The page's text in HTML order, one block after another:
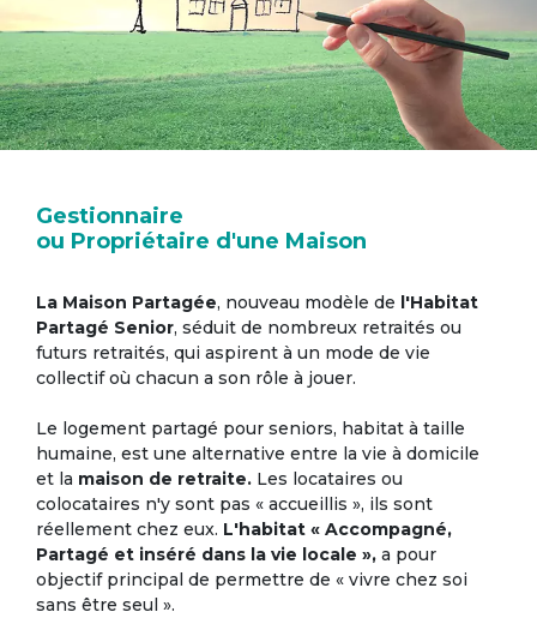
Gestionnaire
ou Propriétaire d'une Maison
La Maison Partagée, nouveau modèle de l'Habitat
Partagé Senior, séduit de nombreux retraités ou
futurs retraités, qui aspirent à un mode de vie
collectif où chacun a son rôle à jouer.
Le logement partagé pour seniors, habitat à taille
humaine, est une alternative entre la vie à domicile
et la maison de retraite. Les locataires ou
colocataires n'y sont pas « accueillis », ils sont
réellement chez eux. L'habitat « Accompagné,
Partagé et inséré dans la vie locale », a pour
objectif principal de permettre de « vivre chez soi
sans être seul ».